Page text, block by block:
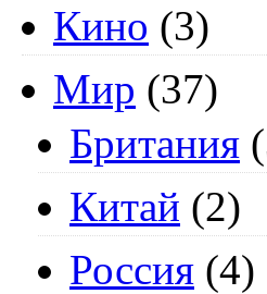
Кино (3)
Мир (37)
Британия
Китай (2)
Россия (4)